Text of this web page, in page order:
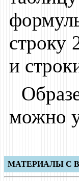
строку
и
можно
МАТЕРИАЛЫ С